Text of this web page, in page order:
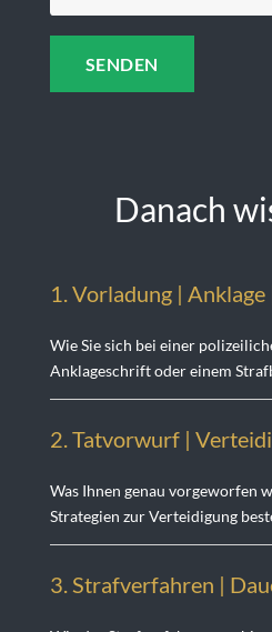
Danach
1. Vorladung |
Wie Sie sich bei einer
Anklageschrift oder einem
2. Tatvorwurf |
Was Ihnen genau vorgeworfen
Strategien zur Verteidigung
3. Strafverfahren |